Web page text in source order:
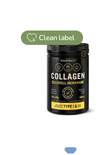
clean label